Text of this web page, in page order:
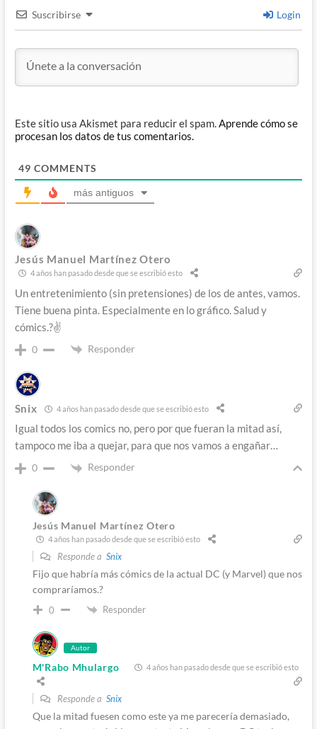
Suscribirse Login
Este sitio usa Akismet para reducir el spam.Aprende cómo se
procesan los datos de tus comentarios.
49 COMMENTS
más antiguos
Jesús Manuel Martínez Otero
4 años han pasado desde que se escribió esto
Un entretenimiento (sin pretensiones) de los de antes, vamos.
Tiene buena pinta. Especialmente en lo gráfico. Salud y
cómics.?✌️
0 Responder
Snix 4 años han pasado desde que se escribió esto
Igual todos los comics no, pero por que fueran la mitad así,
tampoco me iba a quejar, para que nos vamos a engañar…
0 Responder
Jesús Manuel Martínez Otero
4 años han pasado desde que se escribió esto
Responde a Snix
Fijo que habría más cómics de la actual DC (y Marvel) que nos
compraríamos.?
0 Responder
Autor
M'Rabo Mhulargo 4 años han pasado desde que se escribió esto
Responde a Snix
Que la mitad fuesen como este ya me parecería demasiado,